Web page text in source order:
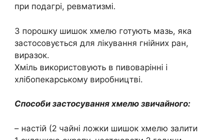
при подагрі, ревматизмі.
З порошку шишок хмелю готують мазь, яка
застосовується для лікування гнійних ран,
виразок.
Хміль використовують в пивоварінні і
хлібопекарському виробництві.
Способи застосування хмелю звичайного:
– настій (2 чайні ложки шишок хмелю залити